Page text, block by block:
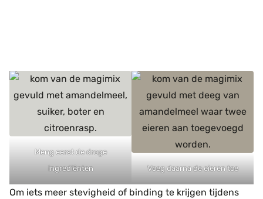
Meng eerst de droge
ingrediënten
Voeg daarna de eieren toe
Om iets meer stevigheid of binding te krijgen tijdens